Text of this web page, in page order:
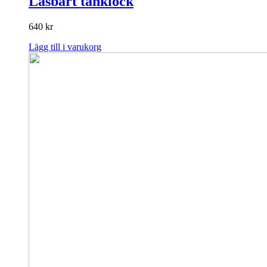
640 kr
Lägg till i varukorg